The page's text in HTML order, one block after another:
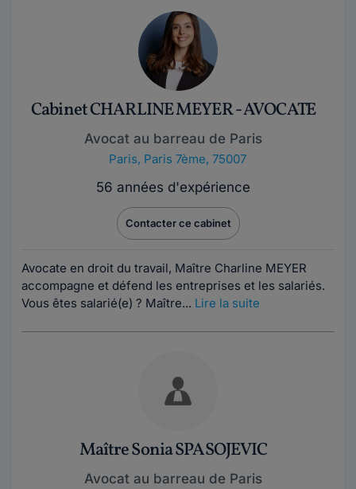
Cabinet CHARLINE MEYER - AVOCATE
Avocat au barreau de Paris
Paris, Paris 7ème, 75007
56 années d'expérience
Contacter ce cabinet
Avocate en droit du travail, Maître Charline MEYER
accompagne et défend les entreprises et les salariés.
Vous êtes salarié(e) ? Maître... Lire la suite
Maître Sonia SPASOJEVIC
Avocat au barreau de Paris